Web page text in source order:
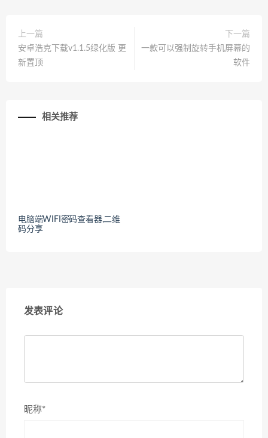
上一篇
安卓浩克下载v1.1.5绿化版 更
新置顶
下一篇
一款可以强制旋转手机屏幕的
软件
相关推荐
电脑端WIFI密码查看器,二维
码分享
发表评论
昵称*